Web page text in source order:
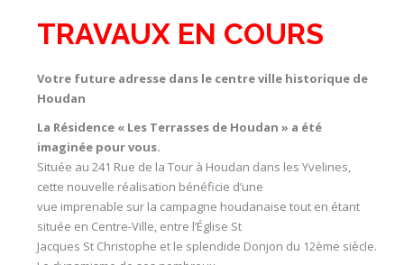
TRAVAUX EN COURS
Votre future adresse dans le centre ville historique de
Houdan
La Résidence « Les Terrasses de Houdan » a été
imaginée pour vous.
Située au 241 Rue de la Tour à Houdan dans les Yvelines,
cette nouvelle réalisation bénéficie d’une
vue imprenable sur la campagne houdanaise tout en étant
située en Centre-Ville, entre l’Église St
Jacques St Christophe et le splendide Donjon du 12ème siècle.